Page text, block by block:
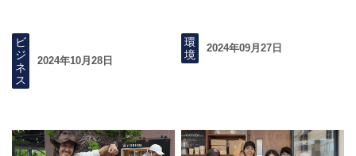
ビ
ジ
ネ
ス
2024年10月28日
環
境
2024年09月27日